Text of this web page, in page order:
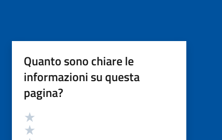
Quanto sono chiare le
informazioni su questa
pagina?
Valutazione